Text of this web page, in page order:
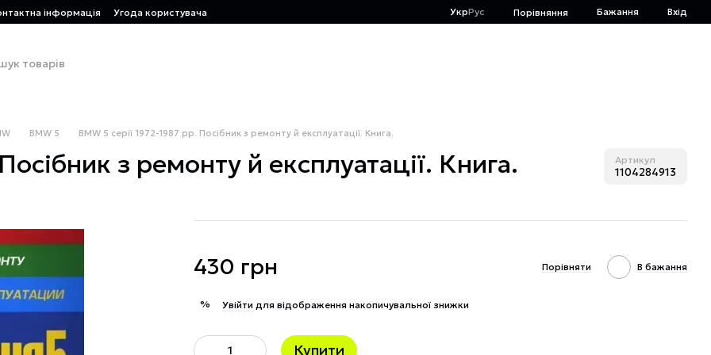
інформація Угода користувача УкрРус Порівняння Бажання Вхід
BMW 5 BMW 5 серії 1972-1987 рр. Посібник з ремонту й експлуатації. Книга.
з ремонту й експлуатації. Книга. Артикул
1104284913
430 грн Порівняти В бажання
% Увійти для відображення накопичувальної знижки
Купити